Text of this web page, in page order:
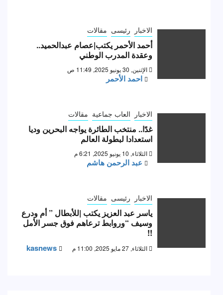
الاخبار رئيسى مقالات
أحمد الأحمر يكتب|عصام عبدالحميد..
وعقدة المدرب الوطني
الإثنين, 30 يونيو 2025, 11:49 ص
احمد الأحمر
الاخبار العاب جماعية مقالات
غدًا.. منتخب الطائرة يواجه البحرين وديا
استعدادا لبطولة العالم
الثلاثاء, 10 يونيو 2025, 6:21 م
عبد الرحمن هاشم
الاخبار رئيسى مقالات
ياسر عبد العزيز يكتب |للأبطال ” أم ودرع
وسيف “وروابط ترعاهم فوق جسر الأمل
!!
الثلاثاء, 27 مايو 2025, 11:00 م kasnews